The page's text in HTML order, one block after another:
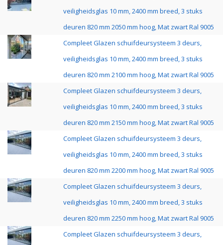
veiligheidsglas 10 mm, 2400 mm breed, 3 stuks
deuren 820 mm 2050 mm hoog, Mat zwart Ral 9005
Compleet Glazen schuifdeursysteem 3 deurs,
veiligheidsglas 10 mm, 2400 mm breed, 3 stuks
deuren 820 mm 2100 mm hoog, Mat zwart Ral 9005
Compleet Glazen schuifdeursysteem 3 deurs,
veiligheidsglas 10 mm, 2400 mm breed, 3 stuks
deuren 820 mm 2150 mm hoog, Mat zwart Ral 9005
Compleet Glazen schuifdeursysteem 3 deurs,
veiligheidsglas 10 mm, 2400 mm breed, 3 stuks
deuren 820 mm 2200 mm hoog, Mat zwart Ral 9005
Compleet Glazen schuifdeursysteem 3 deurs,
veiligheidsglas 10 mm, 2400 mm breed, 3 stuks
deuren 820 mm 2250 mm hoog, Mat zwart Ral 9005
Compleet Glazen schuifdeursysteem 3 deurs,